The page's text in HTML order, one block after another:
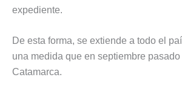
expediente.
De esta forma, se extiende a todo el
una medida que en septiembre
Catamarca.